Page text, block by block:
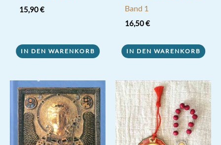
15,90€
IN DEN WARENKORB
Band 1
16,50€
IN DEN WARENKORB